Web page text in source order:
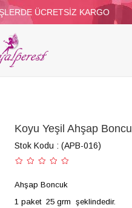
ÜCRETSİZ KARGO
TÜY BONCUKLAR
DİĞER
Koyu Yeşil Ahşap
Stok Kodu (APB-016)
Ahşap Boncuk
1 paket 25 grm şeklindedir.